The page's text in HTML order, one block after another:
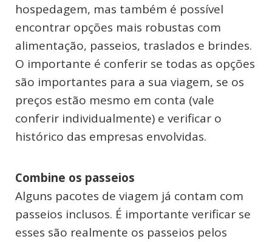
hospedagem, mas também é possível
encontrar opções mais robustas com
alimentação, passeios, traslados e brindes.
O importante é conferir se todas as opções
são importantes para a sua viagem, se os
preços estão mesmo em conta (vale
conferir individualmente) e verificar o
histórico das empresas envolvidas.
Combine os passeios
Alguns pacotes de viagem já contam com
passeios inclusos. É importante verificar se
esses são realmente os passeios pelos